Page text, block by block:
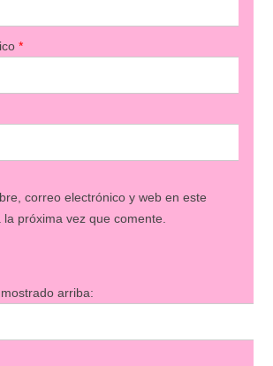
*
correo electrónico y web en este
próxima vez que comente.
arriba: